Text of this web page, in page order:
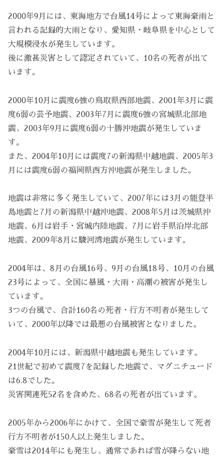
2000年9月には、東海地方で台風14号によって東海豪雨と
言われる記録的大雨となり、愛知県・岐阜県を中心として
大規模浸水が発生しています。
後に激甚災害として認定されていて、10名の死者が出て
います。
2000年10月に震度6強の鳥取県西部地震、2001年3月に震
度6弱の芸予地震、2003年7月に震度6強の宮城県北部地
震、2003年9月に震度6弱の十勝沖地震が発生していま
す。
また、2004年10月には震度7の新潟県中越地震、2005年3
月には震度6弱の福岡県西方沖地震が発生しました。
地震は非常に多く発生していて、2007年には3月の能登半
島地震と7月の新潟県中越沖地震、2008年5月は茨城県沖
地震、6月は岩手・宮城内陸地震、7月に岩手県沿岸北部
地震、2009年8月に駿河湾地震が発生しています。
2004年は、8月の台風16号、9月の台風18号、10月の台風
23号によって、全国に暴風・大雨・高潮の被害が発生し
ています。
3つの台風で、合計160名の死者・行方不明者が発生して
いて、2000年以降では最悪の台風被害となりました。
2004年10月には、新潟県中越地震も発生しています。
21世紀で初めて震度7を記録した地震で、マグニチュード
は6.8でした。
災害関連死52名を含めた、68名の死者が出ています。
2005年から2006年にかけて、全国で豪雪が発生して死者
行方不明者が150人以上発生しました。
豪雪は2014年にも発生し、通常であれば雪が降らない地